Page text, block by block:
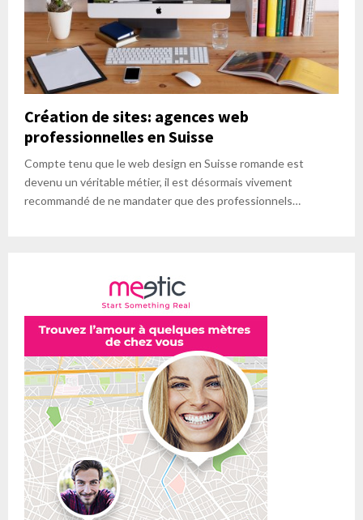
Création de sites: agences web
professionnelles en Suisse
Compte tenu que le web design en Suisse romande est
devenu un véritable métier, il est désormais vivement
recommandé de ne mandater que des professionnels…